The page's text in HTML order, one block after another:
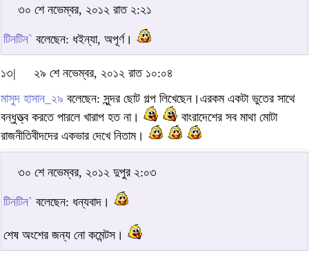
৩০ শে নভেম্বর, ২০১২ রাত ২:২১
টিনটিন` বলেছেন: ধইন্যা, অপূর্ণ।
১৩|
২৯ শে নভেম্বর, ২০১২ রাত ১০:০৪
মাসুদ হাসান_২৯ বলেছেন: সুন্দর ছোট গল্প লিখেছেন।এরকম একটা ভুতের সাথে
বন্ধুত্ত্ব করতে পারলে খারাপ হত না।
বাংরাদেশের সব মাথা মোটা
রাজনীতিবীদদের একভার দেখে নিতাম।
৩০ শে নভেম্বর, ২০১২ দুপুর ২:০৩
টিনটিন` বলেছেন: ধন্যবাদ।
শেষ অংশের জন্য নো কমেন্টস।